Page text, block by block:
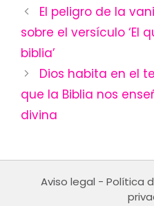
El peligro de la
sobre el versículo ‘El
biblia’
Dios habita en el
que la Biblia nos
divina
Aviso legal - Política